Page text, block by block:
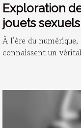
Exploration
jouets
les relations à
À l’ère du
connaissent un